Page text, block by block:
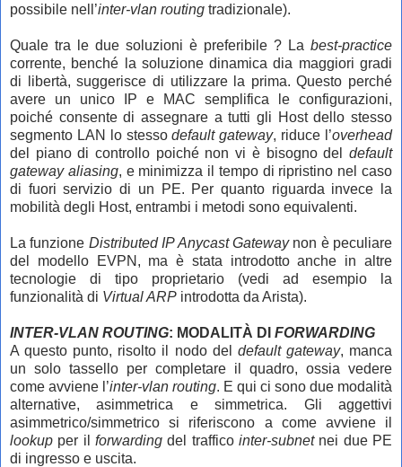
possibile nell’inter-vlan routing tradizionale).
Quale tra le due soluzioni è preferibile ? La best-practice
corrente, benché la soluzione dinamica dia maggiori gradi
di libertà, suggerisce di utilizzare la prima. Questo perché
avere un unico IP e MAC semplifica le configurazioni,
poiché consente di assegnare a tutti gli Host dello stesso
segmento LAN lo stessodefault gateway, riduce l’overhead
del piano di controllo poiché non vi è bisogno del default
gateway aliasing, e minimizza il tempo di ripristino nel caso
di fuori servizio di un PE. Per quanto riguarda invece la
mobilità degli Host, entrambi i metodi sono equivalenti.
La funzione Distributed IP Anycast Gatewaynon è peculiare
del modello EVPN, ma è stata introdotto anche in altre
tecnologie di tipo proprietario (vedi ad esempio la
funzionalità di Virtual ARP introdotta da Arista).
INTER-VLAN ROUTING: MODALITÀ DI FORWARDING
A questo punto, risolto il nodo del default gateway, manca
un solo tassello per completare il quadro, ossia vedere
come avviene l’inter-vlan routing. E qui ci sono due modalità
alternative, asimmetrica e simmetrica. Gli aggettivi
asimmetrico/simmetrico si riferiscono a come avviene il
lookup per ilforwardingdel trafficointer-subnetnei due PE
di ingresso e uscita.